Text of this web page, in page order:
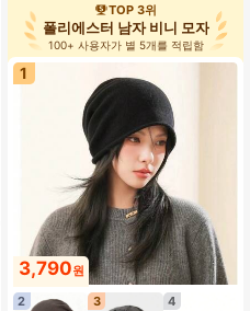
TOP 3위
폴리에스터 남자 비니 모자
100+ 사용자가 별 5개를 적립함
1
3,790원
2 3 4